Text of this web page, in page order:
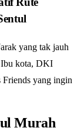
yang tak jauh
Ibu kota, DKI
yang ingin
Murah